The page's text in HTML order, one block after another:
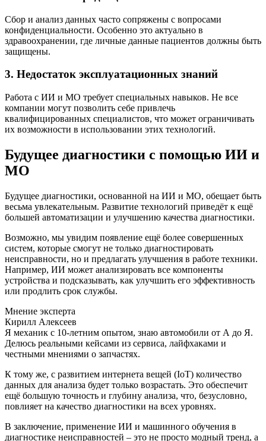
Сбор и анализ данных часто сопряжены с вопросами
конфиденциальности. Особенно это актуально в
здравоохранении, где личные данные пациентов должны быть
защищены.
3. Недостаток эксплуатационных знаний
Работа с ИИ и МО требует специальных навыков. Не все
компании могут позволить себе привлечь
квалифицированных специалистов, что может ограничивать
их возможности в использовании этих технологий.
Будущее диагностики с помощью ИИ и
МО
Будущее диагностики, основанной на ИИ и МО, обещает быть
весьма увлекательным. Развитие технологий приведёт к ещё
большей автоматизации и улучшению качества диагностики.
Возможно, мы увидим появление ещё более совершенных
систем, которые смогут не только диагностировать
неисправности, но и предлагать улучшения в работе техники.
Например, ИИ может анализировать все компоненты
устройства и подсказывать, как улучшить его эффективность
или продлить срок службы.
Мнение эксперта
Кирилл Алексеев
Я механик с 10-летним опытом, знаю автомобили от А до Я.
Делюсь реальными кейсами из сервиса, лайфхаками и
честными мнениями о запчастях.
К тому же, с развитием интернета вещей (IoT) количество
данных для анализа будет только возрастать. Это обеспечит
ещё большую точность и глубину анализа, что, безусловно,
повлияет на качество диагностики на всех уровнях.
В заключение, применение ИИ и машинного обучения в
диагностике неисправностей – это не просто модный тренд, а